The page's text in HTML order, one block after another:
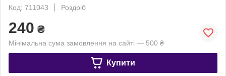
Код: 711043
Роздріб
240 ₴
Мінімальна сума замовлення на сайті — 500 ₴
Купити